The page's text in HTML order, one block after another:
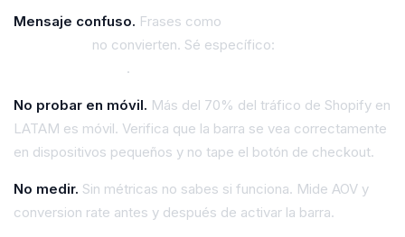
Mensaje confuso. Frases como
no convierten. Sé específico:
.
No probar en móvil. Más del 70% del tráfico de Shopify en
LATAM es móvil. Verifica que la barra se vea correctamente
en dispositivos pequeños y no tape el botón de checkout.
No medir. Sin métricas no sabes si funciona. Mide AOV y
conversion rate antes y después de activar la barra.